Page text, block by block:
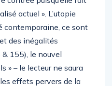
puisqu’elle fait
actuel ». L’utopie
ce sont
des inégalités
& 155), le nouvel
» – le lecteur ne saura